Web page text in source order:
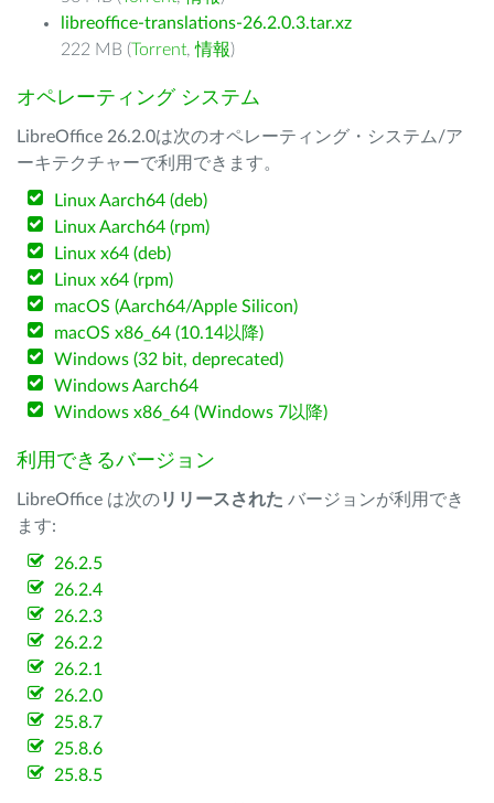
libreoffice-translations-26.2.0.3.tar.xz
222 MB (Torrent,情報)
オペレーティング システム
LibreOffice 26.2.0は次のオペレーティング・システム/ア
ーキテクチャーで利用できます。
Linux Aarch64 (deb)
Linux Aarch64 (rpm)
Linux x64 (deb)
Linux x64 (rpm)
macOS (Aarch64/Apple Silicon)
macOS x86_64 (10.14以降)
Windows (32 bit, deprecated)
Windows Aarch64
Windows x86_64 (Windows 7以降)
利用できるバージョン
LibreOffice は次のリリースされた バージョンが利用でき
ます:
26.2.5
26.2.4
26.2.3
26.2.2
26.2.1
26.2.0
25.8.7
25.8.6
25.8.5